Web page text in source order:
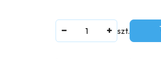
szt.